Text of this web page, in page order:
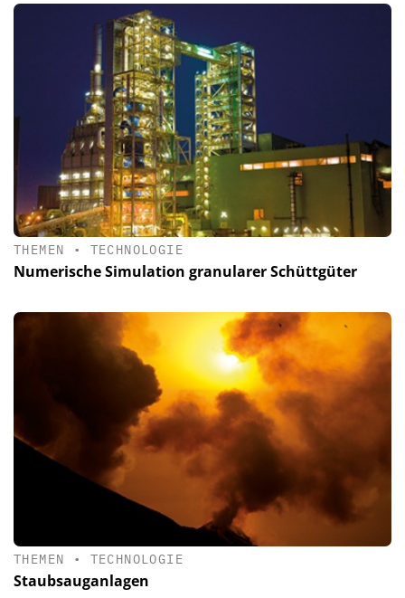
THEMEN • TECHNOLOGIE
Numerische Simulation granularer Schüttgüter
THEMEN • TECHNOLOGIE
Staubsauganlagen